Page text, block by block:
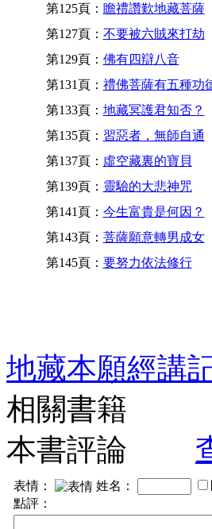
第125頁： 瞻禮讚歎地藏菩薩
第127頁： 不要被六賊來打劫
第129頁： 佛有四辯八音
第131頁： 禮佛菩薩有五種功
第133頁： 地藏冥護君知否？
第135頁： 習惡者，無師自通
第137頁： 虛空藏裏的寶貝
第139頁： 靈驗的大悲神咒
第141頁： 今生富貴是何因？
第143頁： 菩薩願意轉男成女
第145頁： 要努力依法修行
地藏本願經講
相關書籍
本書評論
表情： 姓名：
點評：